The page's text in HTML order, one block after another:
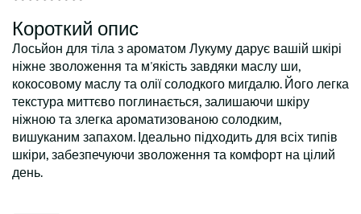
Короткий опис
Лосьйон для тіла з ароматом Лукуму дарує вашій шкірі
ніжне зволоження та м'якість завдяки маслу ши,
кокосовому маслу та олії солодкого мигдалю. Його легка
текстура миттєво поглинається, залишаючи шкіру
ніжною та злегка ароматизованою солодким,
вишуканим запахом. Ідеально підходить для всіх типів
шкіри, забезпечуючи зволоження та комфорт на цілий
день.